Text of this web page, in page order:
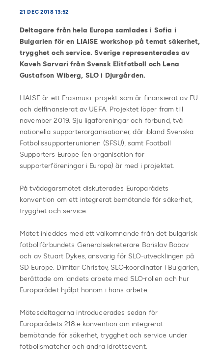
21 DEC 2018 13:52
Deltagare från hela Europa samlades i Sofia i
Bulgarien för en LIAISE workshop på temat säkerhet,
trygghet och service. Sverige representerades av
Kaveh Sarvari från Svensk Elitfotboll och Lena
Gustafson Wiberg, SLO i Djurgården.
LIAISE är ett Erasmus+-projekt som är finansierat av EU
och delfinansierat av UEFA. Projektet löper fram till
november 2019. Sju ligaföreningar och förbund, två
nationella supporterorganisationer, där ibland Svenska
Fotbollssupporterunionen (SFSU), samt Football
Supporters Europe (en organisation för
supporterföreningar i Europa) är med i projektet.
På tvådagarsmötet diskuterades Europarådets
konvention om ett integrerat bemötande för säkerhet,
trygghet och service.
Mötet inleddes med ett välkomnande från det bulgarisk
fotbollförbundets Generalsekreterare Borislav Bobov
och av Stuart Dykes, ansvarig för SLO-utvecklingen på
SD Europe. Dimitar Christov, SLO-koordinator i Bulgarien,
berättade om landets arbete med SLO-rollen och hur
Europarådet hjälpt honom i hans arbete.
Mötesdeltagarna introducerades sedan för
Europarådets 218:e konvention om integrerat
bemötande för säkerhet, trygghet och service under
fotbollsmatcher och andra idrottsevent.